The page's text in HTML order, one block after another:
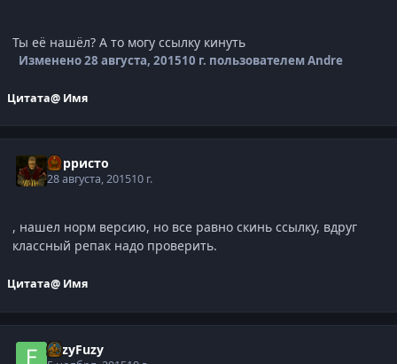
Ты её нашёл? А то могу ссылку кинуть
Изменено28 августа, 201510 г. пользователем Andre
Цитата@ Имя
Корристо
28 августа, 201510 г.
, нашел норм версию, но все равно скинь ссылку, вдруг
классный репак надо проверить.
Цитата@ Имя
FuzyFuzy